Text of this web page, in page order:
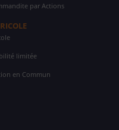
par Actions
limitée
en Commun